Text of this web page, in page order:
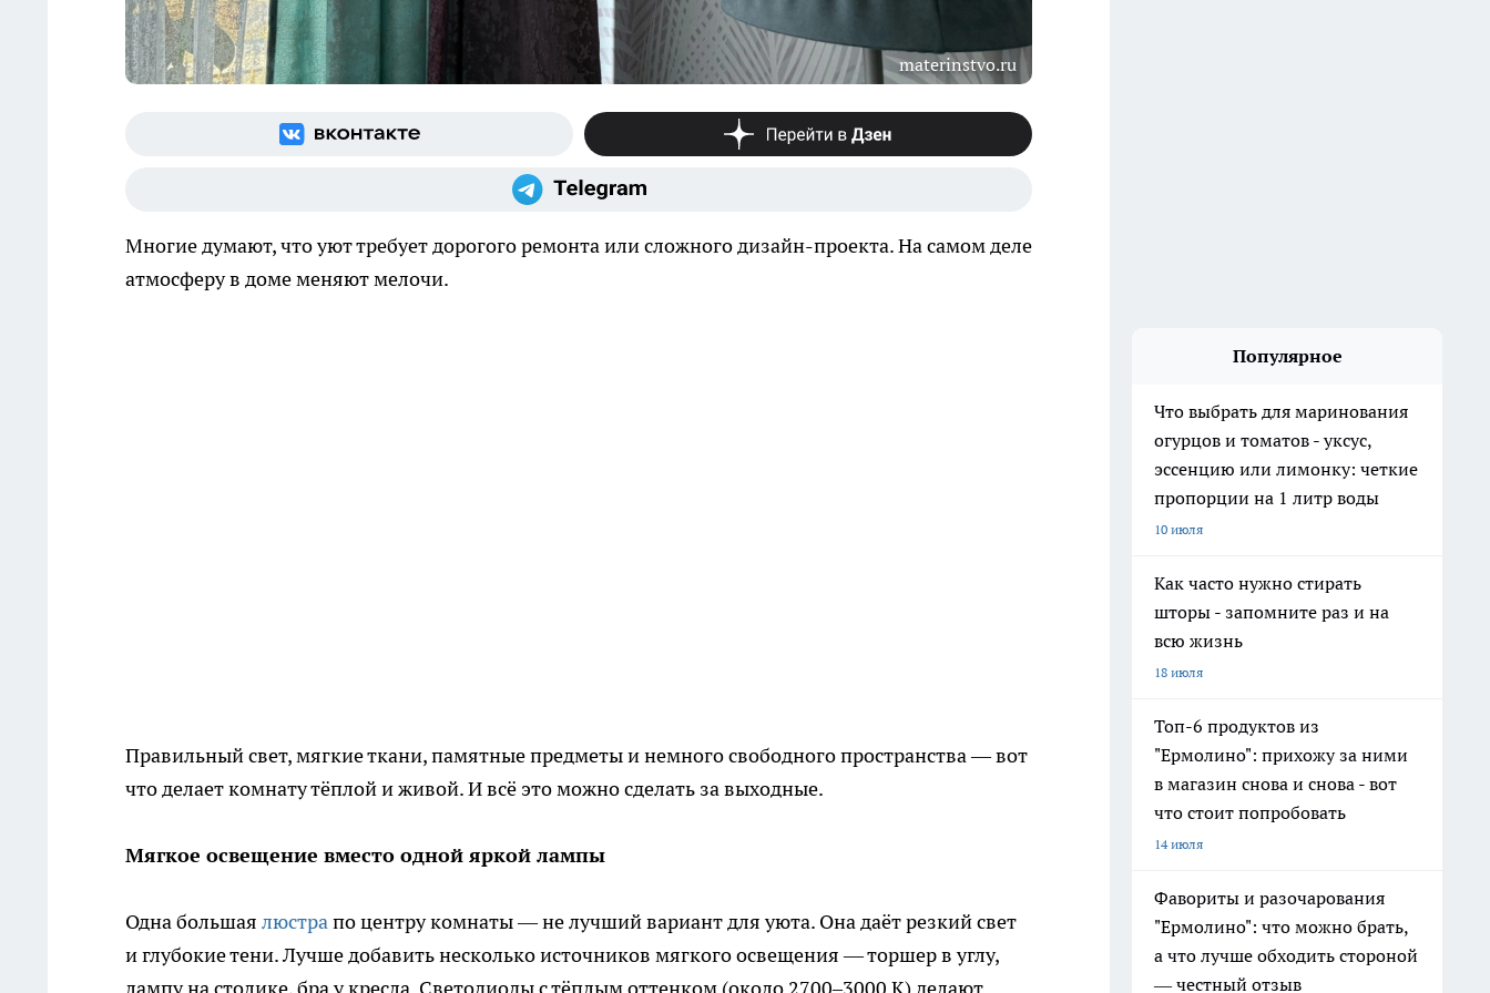
materinstvo.ru
Многие думают, что уют требует дорогого ремонта или сложного дизайн-проекта. На самом деле
атмосферу в доме меняют мелочи.
Правильный свет, мягкие ткани, памятные предметы и немного свободного пространства — вот
что делает комнату тёплой и живой. И всё это можно сделать за выходные.
Мягкое освещение вместо одной яркой лампы
Одна большая люстрапо центру комнаты — не лучший вариант для уюта. Она даёт резкий свет
и глубокие тени. Лучше добавить несколько источников мягкого освещения — торшер в углу,
Популярное
Что выбрать для маринования
огурцов и томатов - уксус,
эссенцию или лимонку: четкие
пропорции на 1 литр воды
10 июля
Как часто нужно стирать
шторы - запомните раз и на
всю жизнь
18 июля
Топ-6 продуктов из
"Ермолино": прихожу за ними
в магазин снова и снова - вот
что стоит попробовать
14 июля
Фавориты и разочарования
"Ермолино": что можно брать,
а что лучше обходить стороной
— честный отзыв